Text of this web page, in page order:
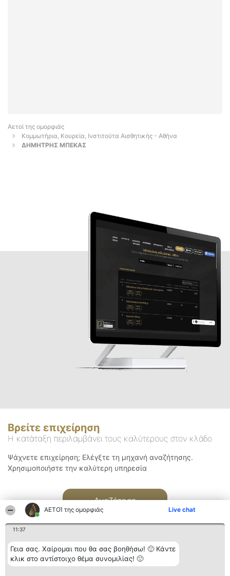
ΑΕΤΟΊ της ομορφιάς Live chat
11:37
Γεια σας. Χαίρομαι που θα σας βοηθήσω! 🙂 Κάντε
κλικ στο αντίστοιχο θέμα συνομιλίας! 🙂
Αετοί της ομορφιάς
Κομμωτήρια, Κουρεία, Ινστιτούτα Αισθητικής - Αθήνα
ΔΗΜΗΤΡΗΣ ΜΠΕΚΑΣ
Βρείτε επιχείρηση
Η κατάταξη περιλαμβάνει τους καλύτερους στον κλάδο
Ψάχνετε επιχείρηση; Ελέγξτε τη μηχανή αναζήτησης.
Χρησιμοποιήστε την καλύτερη υπηρεσία
Αναζήτηση